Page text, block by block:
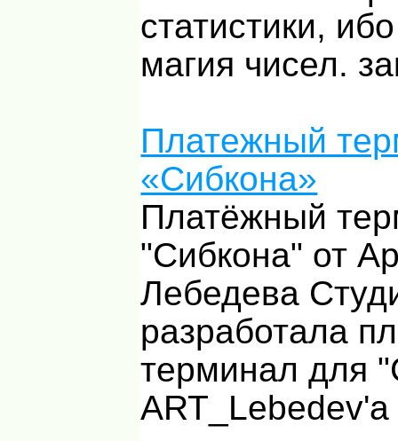
статистики,
магия чисел.
Платежный
«Сибкона»
Платёжный
"Сибкона" от
Лебедева
разработала
терминал для
ART_Lebedev'а